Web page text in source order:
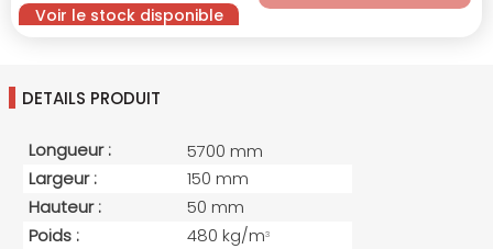
Voir le stock disponible
DETAILS PRODUIT
Longueur :
5700 mm
Largeur :
150 mm
Hauteur :
50 mm
Poids :
480 kg/m3